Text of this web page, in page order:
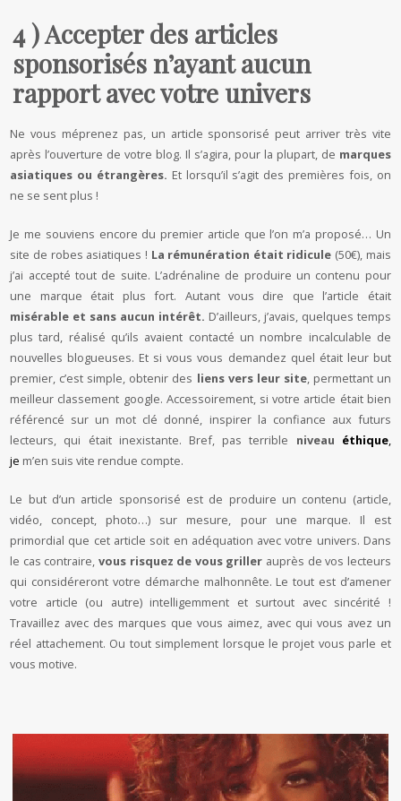
4 ) Accepter des articles
sponsorisés n’ayant aucun
rapport avec votre univers
Ne vous méprenez pas, un article sponsorisé peut arriver très vite
après l’ouverture de votre blog. Il s’agira, pour la plupart, de marques
asiatiques ou étrangères. Et lorsqu’il s’agit des premières fois, on
ne se sent plus !
Je me souviens encore du premier article que l’on m’a proposé… Un
site de robes asiatiques ! La rémunération était ridicule (50€), mais
j’ai accepté tout de suite. L’adrénaline de produire un contenu pour
une marque était plus fort. Autant vous dire que l’article était
misérable et sans aucun intérêt. D’ailleurs, j’avais, quelques temps
plus tard, réalisé qu’ils avaient contacté un nombre incalculable de
nouvelles blogueuses. Et si vous vous demandez quel était leur but
premier, c’est simple, obtenir des liens vers leur site, permettant un
meilleur classement google. Accessoirement, si votre article était bien
référencé sur un mot clé donné, inspirer la confiance aux futurs
lecteurs, qui était inexistante. Bref, pas terrible niveau éthique,
je m’en suis vite rendue compte.
Le but d’un article sponsorisé est de produire un contenu (article,
vidéo, concept, photo…) sur mesure, pour une marque. Il est
primordial que cet article soit en adéquation avec votre univers. Dans
le cas contraire,vous risquez de vous griller auprès de vos lecteurs
qui considéreront votre démarche malhonnête. Le tout est d’amener
votre article (ou autre) intelligemment et surtout avec sincérité !
Travaillez avec des marques que vous aimez, avec qui vous avez un
réel attachement. Ou tout simplement lorsque le projet vous parle et
vous motive.